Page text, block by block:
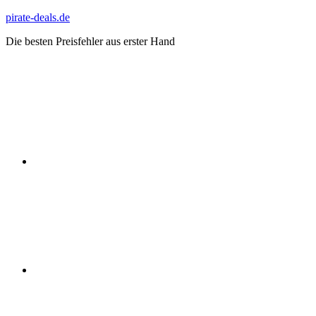
Zum
springen
pirate-deals.de
Die besten Preisfehler aus erster Hand